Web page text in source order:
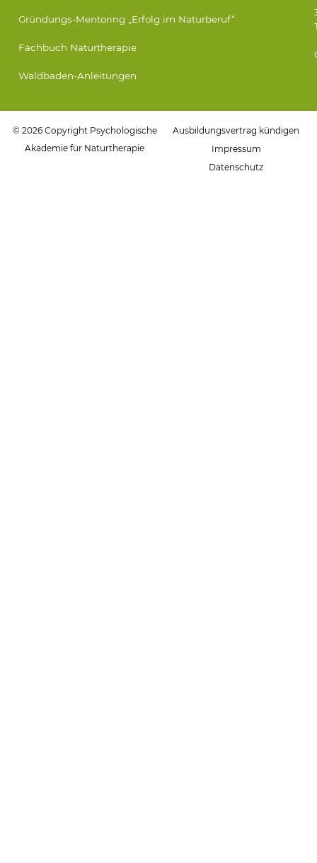
Gründungs-Mentoring „Erfolg im Naturberuf“
Fachbuch Naturtherapie
Waldbaden-Anleitungen
© 2026 Copyright Psychologische
Akademie für Naturtherapie
Ausbildungsvertrag kündigen
Impressum
Datenschutz